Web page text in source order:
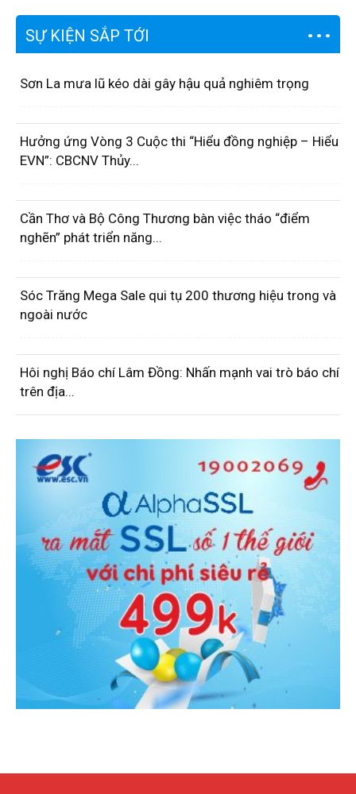
SỰ KIỆN SẮP TỚI
Sơn La mưa lũ kéo dài gây hậu quả nghiêm trọng
Hưởng ứng Vòng 3 Cuộc thi “Hiểu đồng nghiệp – Hiểu
EVN”: CBCNV Thủy...
Cần Thơ và Bộ Công Thương bàn việc tháo “điểm
nghẽn” phát triển năng...
Sóc Trăng Mega Sale qui tụ 200 thương hiệu trong và
ngoài nước
Hôi nghị Báo chí Lâm Đồng: Nhấn mạnh vai trò báo chí
trên địa...